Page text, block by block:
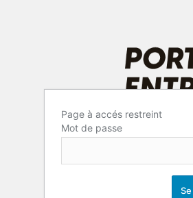
Page à accés restreint
Mot de passe